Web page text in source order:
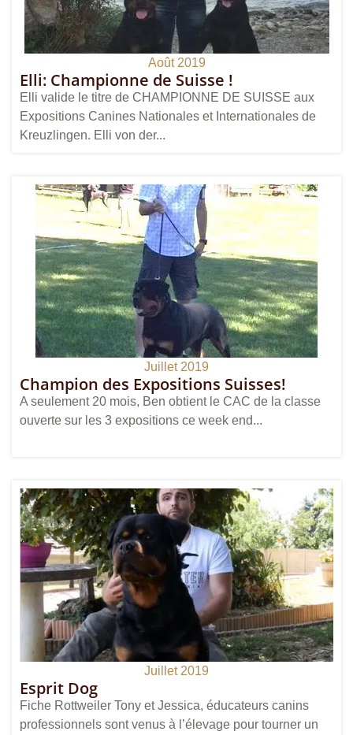
Août 2019
Elli: Championne de Suisse !
Elli valide le titre de CHAMPIONNE DE SUISSE aux
Expositions Canines Nationales et Internationales de
Kreuzlingen. Elli von der...
Juillet 2019
Champion des Expositions Suisses!
A seulement 20 mois, Ben obtient le CAC de la classe
ouverte sur les 3 expositions ce week end...
Juillet 2019
Esprit Dog
Fiche Rottweiler Tony et Jessica, éducateurs canins
professionnels sont venus à l’élevage pour tourner un